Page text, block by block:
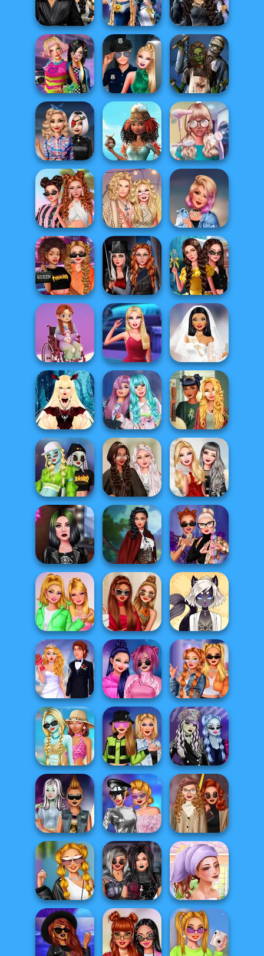
Shieldmaidens
Vampire R...
Advent...
Mystic Coven The
Sisterhood of...
Sailor Moon And
Friends Cosmic...
Star Wars
Interstellar
Romance
Zombie
Romance
Style Police
Officer
BFFs Weirdcore
Aesthetic
Nerd To Popular
Makeover Mania
Princesses Royal
Vs Star
Babs' Style Quest
Beyond Pink
Hollywood Style
Police
Festival Besties
Love Is In Th...
Seven Stylish
Days
Princess
Chronicles Past
& Pre...
Fashionistas'
Multiverse
Adven...
Celebrity Style
and Outfits
Superheroes
Bachelorette
Party
Babs New Girl In
School
Mirandas PJ
Party
Goblincore
Aesthetic
Babs And
Friends Tokyo
Fashion
Vampire Doll
Avatar Creator
Ellie: You Can Be
Anything
TikTok Divas
Fairycore
Monster Girls
Rivalry
Villains TikTok
Dancers
Fantasy Magical
Creatures
TikTok Divas DIY
Makeup
Magical Monster
Avatar Creator
Rich TikTok Girls
TikTok Divas
Barbiecore
Fashionable
School Girls
TikTok Divas
Black Pink
My Dream
Wedding
Monster Girls
Concert Looks
Hollywood Stars
Designer Outfi...
Monster Girls
Missing Summer
Light Academia
Vs Dark
Academi...
TikTok Divas
Retro Future
Punk vs Pastel
My Glow Up
Journey
Summer Make...
Plus Sized Goth
Models
Superheroes
TikTok Party
Looks